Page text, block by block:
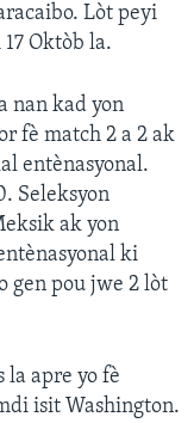
Lòt peyi
Oktòb la.
nan kad yon
fè match 2 a 2 ak
entènasyonal.
Seleksyon
ak yon
ki
gen pou jwe 2 lòt
la apre yo fè
isit Washington.